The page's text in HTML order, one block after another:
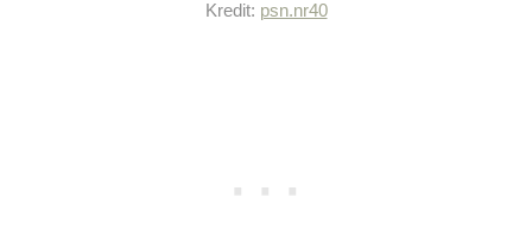
Kredit: psn.nr40